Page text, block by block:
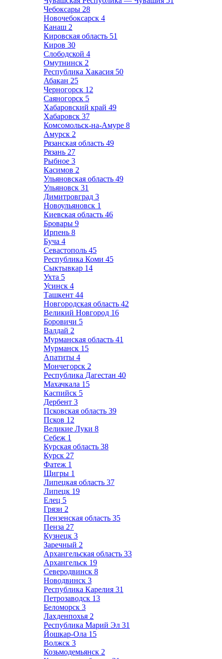
Чебоксары 28
Новочебоксарск 4
Канаш 2
Кировская область 51
Киров 30
Слободской 4
Омутнинск 2
Республика Хакасия 50
Абакан 25
Черногорск 12
Саяногорск 5
Хабаровский край 49
Хабаровск 37
Комсомольск-на-Амуре 8
Амурск 2
Рязанская область 49
Рязань 27
Рыбное 3
Касимов 2
Ульяновская область 49
Ульяновск 31
Димитровград 3
Новоульяновск 1
Киевская область 46
Бровары 9
Ирпень 8
Буча 4
Севастополь 45
Республика Коми 45
Сыктывкар 14
Ухта 5
Усинск 4
Ташкент 44
Новгородская область 42
Великий Новгород 16
Боровичи 5
Валдай 2
Мурманская область 41
Мурманск 15
Апатиты 4
Мончегорск 2
Республика Дагестан 40
Махачкала 15
Каспийск 5
Дербент 3
Псковская область 39
Псков 12
Великие Луки 8
Себеж 1
Курская область 38
Курск 27
Фатеж 1
Щигры 1
Липецкая область 37
Липецк 19
Елец 5
Грязи 2
Пензенская область 35
Пенза 27
Кузнецк 3
Заречный 2
Архангельская область 33
Архангельск 19
Северодвинск 8
Новодвинск 3
Республика Карелия 31
Петрозаводск 13
Беломорск 3
Лахденпохья 2
Республика Марий Эл 31
Йошкар-Ола 15
Волжск 3
Козьмодемьянск 2